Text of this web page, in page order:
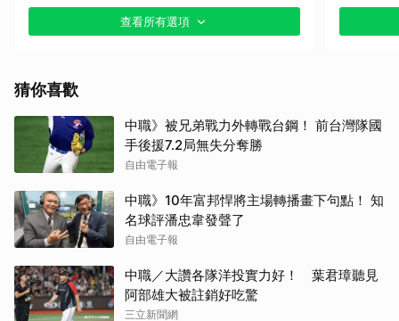
其他（歡迎貼文分享）
查看所有選項
猜你喜歡
中職》被兄弟戰力外轉戰台鋼！ 前台灣隊國
手後援7.2局無失分奪勝
自由電子報
中職》10年富邦悍將主場轉播畫下句點！ 知
名球評潘忠韋發聲了
自由電子報
中職／大讚各隊洋投實力好！ 葉君璋聽見
阿部雄大被註銷好吃驚
三立新聞網